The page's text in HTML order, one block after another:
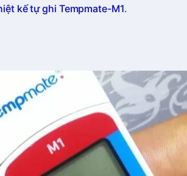
kế tự ghi Tempmate-M1.